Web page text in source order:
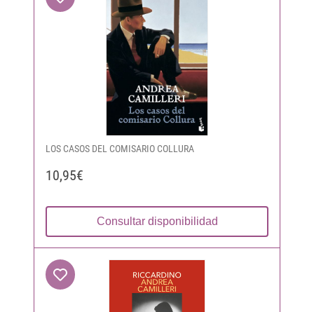
LOS CASOS DEL COMISARIO COLLURA
10,95€
Consultar disponibilidad